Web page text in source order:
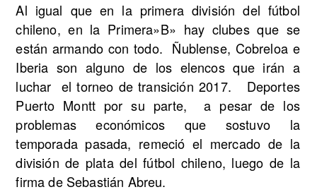
Al igual que en la primera división del fútbol
chileno, en la Primera»B» hay clubes que se
están armando con todo. Ñublense, Cobreloa e
Iberia son alguno de los elencos que irán a
luchar el torneo de transición 2017. Deportes
Puerto Montt por su parte, a pesar de los
problemas económicos que sostuvo la
temporada pasada, remeció el mercado de la
división de plata del fútbol chileno, luego de la
firma de Sebastián Abreu.